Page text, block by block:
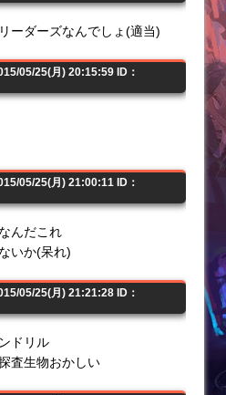
ーダーズなんでしょ(適当)
05/25(月) 20:15:59 ID：
05/25(月) 21:00:11 ID：
んだこれ
いか(呆れ)
05/25(月) 21:21:28 ID：
ドリル
査生物おかしい